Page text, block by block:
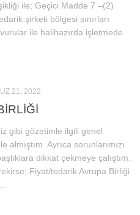
ile; Geçici Madde 7 –(2)
şirketi bölgesi sınırları
ile halihazırda işletmede
21, 2022
gibi gözetimle ilgili genel
Ayrıca sorunlarımızı
dikkat çekmeye çalıştım.
Fiyat/tedarik Avrupa Birliği